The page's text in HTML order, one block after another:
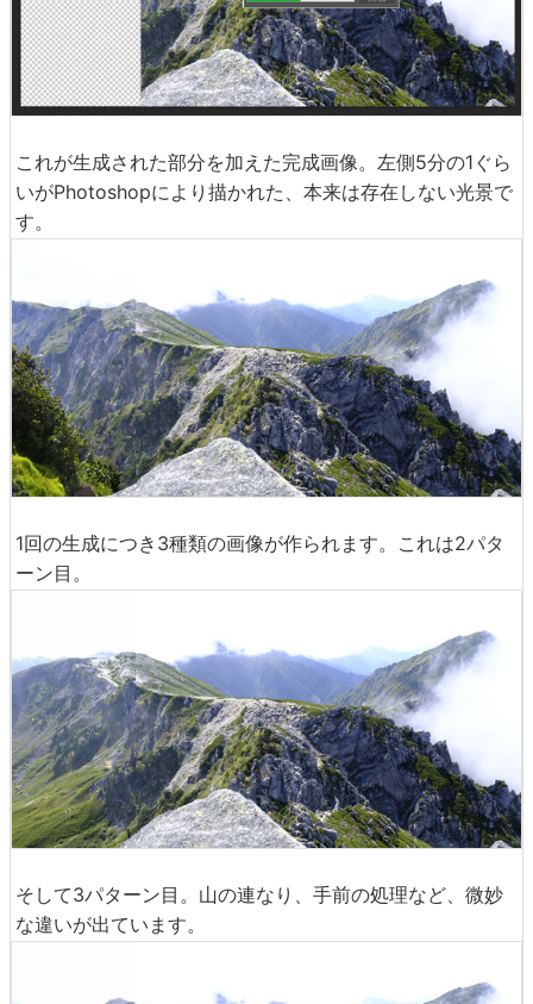
これが生成された部分を加えた完成画像。左側5分の1ぐら
いがPhotoshopにより描かれた、本来は存在しない光景で
す。
1回の生成につき3種類の画像が作られます。これは2パタ
ーン目。
そして3パターン目。山の連なり、手前の処理など、微妙
な違いが出ています。